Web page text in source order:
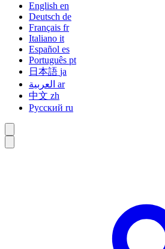
English en
Deutsch de
Français fr
Italiano it
Español es
Português pt
日本語 ja
ar
中文 zh
Русский ru